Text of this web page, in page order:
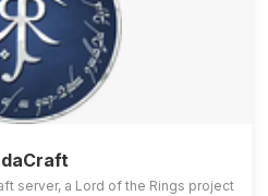
server, a Lord of the Rings project